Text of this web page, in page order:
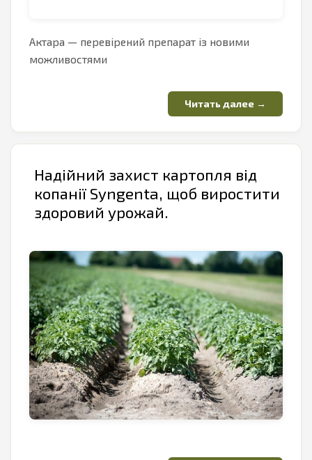
Актара — перевірений препарат із новими
можливостями
Надійний захист картопля від
копанії Syngenta, щоб виростити
здоровий урожай.